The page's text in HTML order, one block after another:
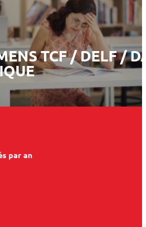
TCF / DELF /
par an